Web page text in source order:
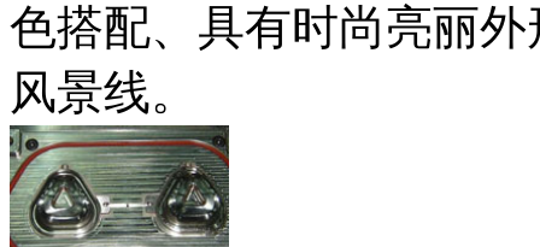
色搭配、具有时尚亮丽
风景线。